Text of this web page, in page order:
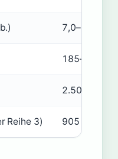
7,0–8,5 l/
185–225 g/
2.500 kg
Reihe 3) 905 Liter